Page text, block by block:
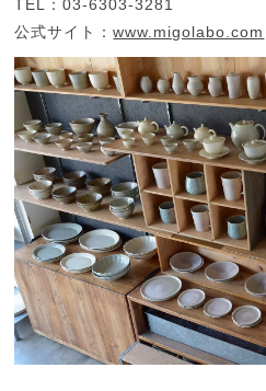
TEL：03-6303-3281
公式サイト：www.migolabo.com